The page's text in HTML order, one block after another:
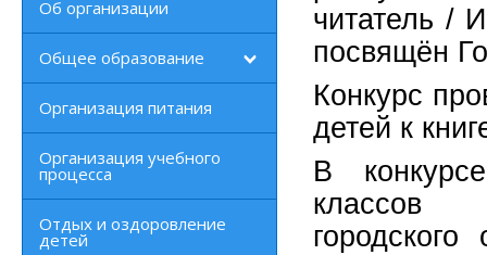
Об организации
Общее образование
Организация питания
Организация учебного
процесса
Отдых и оздоровление
детей
читатель /
посвящён
Конкурс
детей к
В
классов